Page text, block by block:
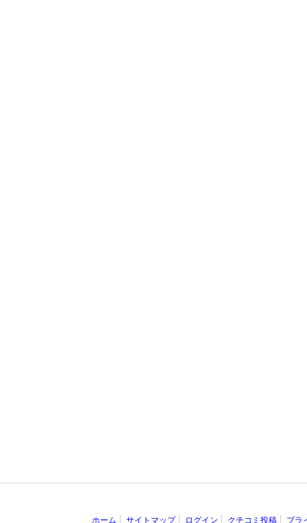
ホーム サイトマップ ログイン クチコミ投稿 プラ